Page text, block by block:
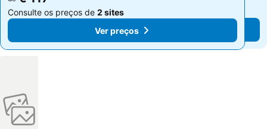
Consulte os preços de 2 sites
Ver preços
Consulte os preços de 2 sites
Ver preços